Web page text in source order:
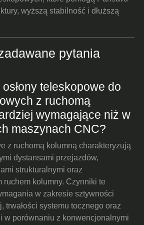
wyższą stabilność i dłuższą
pytania
teleskopowe do
z ruchomą
wymagające niż w
maszynach CNC?
z ruchomą kolumną charakteryzują
dystansami przejazdów,
strukturalnymi oraz
ruchem kolumny. Czynniki te
w zakresie sztywności
trwałości systemu tocznego oraz
w porównaniu z konwencjonalnymi